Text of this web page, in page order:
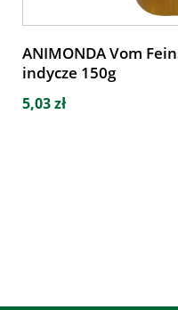
ANIMONDA Vom
indycze 150g
5,03 zł